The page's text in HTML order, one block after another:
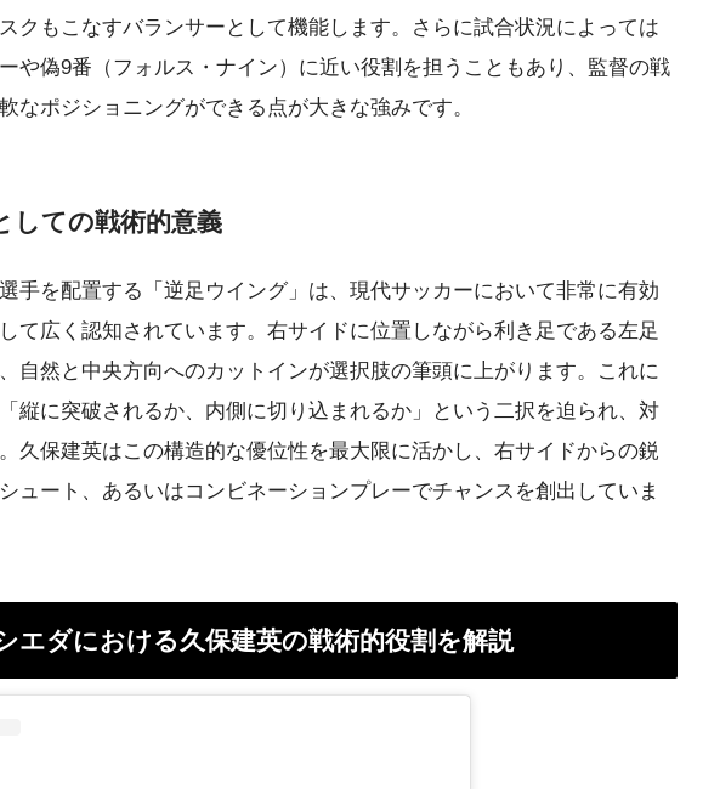
クもこなすバランサーとして機能します。さらに試合状況によっては
や偽9番（フォルス・ナイン）に近い役割を担うこともあり、監督の戦
なポジショニングができる点が大きな強みです。
しての戦術的意義
手を配置する「逆足ウイング」は、現代サッカーにおいて非常に有効
て広く認知されています。右サイドに位置しながら利き足である左足
自然と中央方向へのカットインが選択肢の筆頭に上がります。これに
縦に突破されるか、内側に切り込まれるか」という二択を迫られ、対
久保建英はこの構造的な優位性を最大限に活かし、右サイドからの鋭
ュート、あるいはコンビネーションプレーでチャンスを創出していま
エダにおける久保建英の戦術的役割を解説